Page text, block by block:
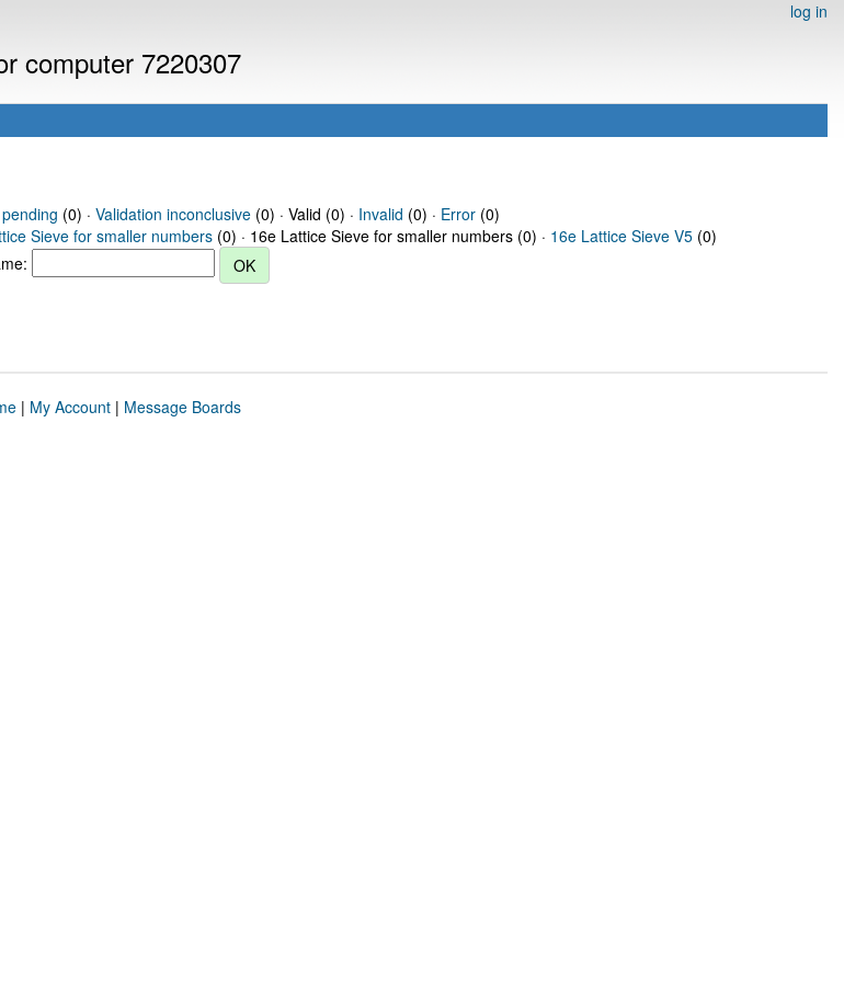
log in
computer 7220307
(0) · Validation inconclusive(0) · Valid (0) · Invalid (0) · Error(0)
Sieve for smaller numbers (0) · 16e Lattice Sieve for smaller numbers (0) · 16e Lattice Sieve V5 (0)
| My Account| Message Boards